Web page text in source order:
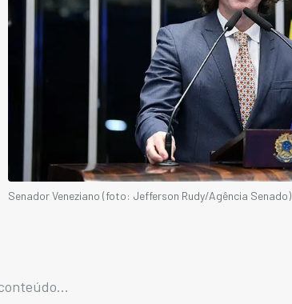
Senador Veneziano (foto: Jefferson Rudy/Agência Senado)